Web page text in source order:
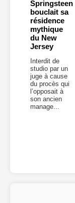
Springsteen
bouclait sa
résidence
mythique
du New
Jersey
Interdit de
studio par un
juge à cause
du procès qui
l’opposait à
son ancien
manage...